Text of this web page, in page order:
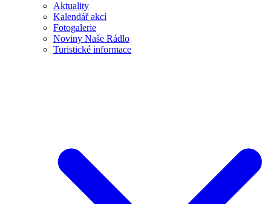
Aktuality
Kalendář akcí
Fotogalerie
Noviny Naše Rádlo
Turistické informace